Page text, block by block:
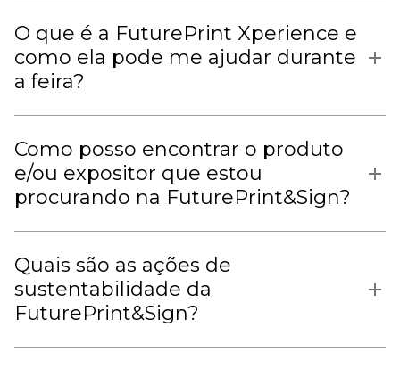
O que é a FuturePrint Xperience e
como ela pode me ajudar durante
a feira?
Como posso encontrar o produto
e/ou expositor que estou
procurando na FuturePrint&Sign?
Quais são as ações de
sustentabilidade da
FuturePrint&Sign?